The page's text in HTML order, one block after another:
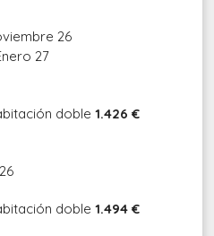
26
27
doble1.426 €
doble1.494 €